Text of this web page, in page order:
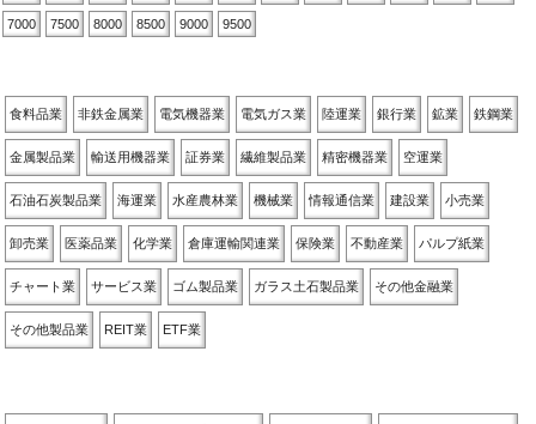
7000 7500 8000 8500 9000 9500
食料品業 非鉄金属業 電気機器業 電気ガス業 陸運業 銀行業 鉱業 鉄鋼業
金属製品業 輸送用機器業 証券業 繊維製品業 精密機器業 空運業
石油石炭製品業 海運業 水産農林業 機械業 情報通信業 建設業 小売業
卸売業 医薬品業 化学業 倉庫運輸関連業 保険業 不動産業 パルプ紙業
チャート業 サービス業 ゴム製品業 ガラス土石製品業 その他金融業
その他製品業 REIT業 ETF業